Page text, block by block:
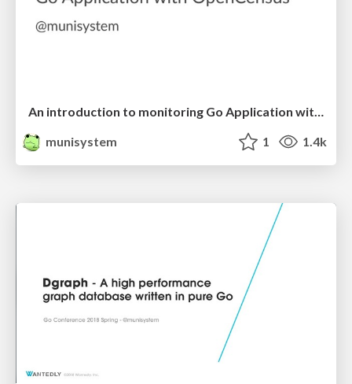
An introduction to monitoring Go Application with OpenCensus
munisystem
1 1.4k